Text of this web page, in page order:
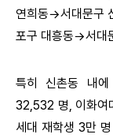
연희동→서대문구
포구 대흥동→서대
특히 신촌동 내
32,532 명, 이화여
세대 재학생 3만